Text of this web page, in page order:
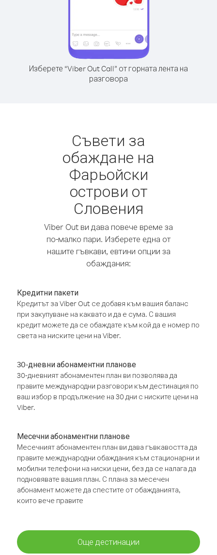
Изберете “Viber Out Call” от горната лента на
разговора
Съвети за
обаждане на
Фарьойски
острови от
Словения
Viber Out ви дава повече време за
по-малко пари. Изберете една от
нашите гъвкави, евтини опции за
обаждания:
Кредитни пакети
Кредитът за Viber Out се добавя към вашия баланс
при закупуване на каквато и да е сума. С вашия
кредит можете да се обаждате към кой да е номер по
света на ниските цени на Viber.
30-дневни абонаментни планове
30-дневният абонаментен план ви позволява да
правите международни разговори към дестинация по
ваш избор в продължение на 30 дни с ниските цени на
Viber.
Месечни абонаментни планове
Месечният абонаментен план ви дава гъвкавостта да
правите международни обаждания към стационарни и
мобилни телефони на ниски цени, без да се налага да
подновявате вашия план. С плана за месечен
абонамент можете да спестите от обажданията,
които вече правите
Още дестинации